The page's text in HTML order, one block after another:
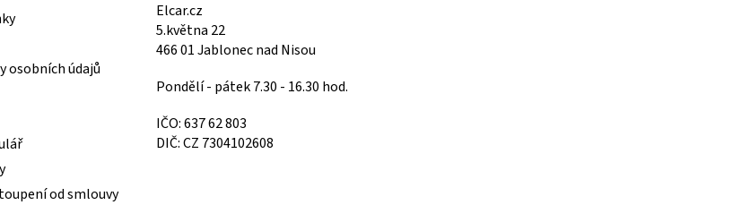
osobních údajů
od smlouvy
Elcar.cz
5.května 22
466 01 Jablonec nad Nisou
Pondělí - pátek 7.30 - 16.30 hod.
IČO: 637 62 803
DIČ: CZ 7304102608